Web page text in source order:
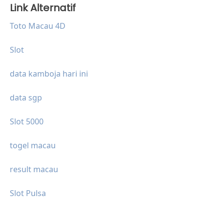
Link Alternatif
Toto Macau 4D
Slot
data kamboja hari ini
data sgp
Slot 5000
togel macau
result macau
Slot Pulsa